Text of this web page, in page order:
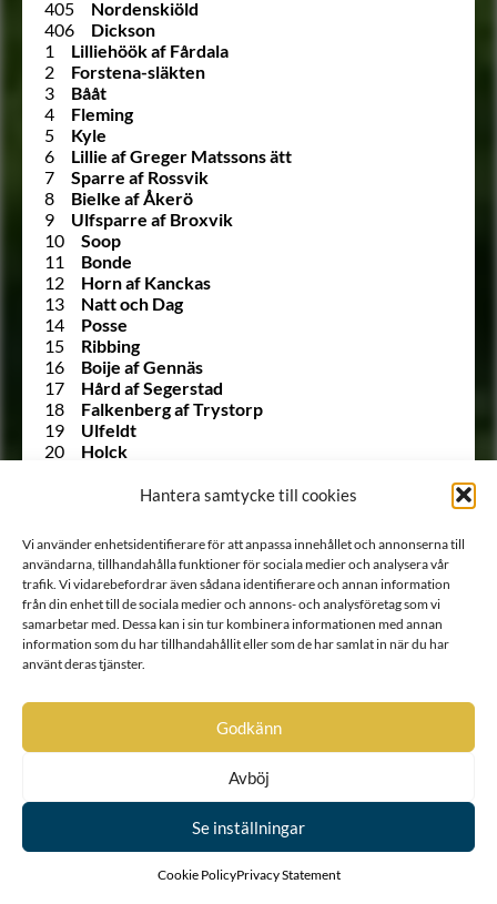
Hantera samtycke till cookies
Vi använder enhetsidentifierare för att anpassa innehållet och annonserna till
användarna, tillhandahålla funktioner för sociala medier och analysera vår
trafik. Vi vidarebefordrar även sådana identifierare och annan information
från din enhet till de sociala medier och annons- och analysföretag som vi
samarbetar med. Dessa kan i sin tur kombinera informationen med annan
information som du har tillhandahållit eller som de har samlat in när du har
använt deras tjänster.
Godkänn
Avböj
Se inställningar
Cookie PolicyPrivacy Statement
405
Nordenskiöld
406
Dickson
1
Lilliehöök af Fårdala
2
Forstena-släkten
3
Bååt
4
Fleming
5
Kyle
6
Lillie af Greger Matssons ätt
7
Sparre af Rossvik
8
Bielke af Åkerö
9
Ulfsparre af Broxvik
10
Soop
11
Bonde
12
Horn af Kanckas
13
Natt och Dag
14
Posse
15
Ribbing
16
Boije af Gennäs
17
Hård af Segerstad
18
Falkenberg af Trystorp
19
Ulfeldt
20
Holck
24
Ramel
25
Walkendorff
26
Tott
27
Gädda
28
Bille af Dybeck
29
Gyllenstierna af Svaneholm
30
Lindenov
32
Stålarm
Siöstierna
528 A
von Snoilsky